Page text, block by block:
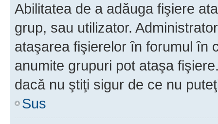
Abilitatea de a adăuga fişiere
grup, sau utilizator.
ataşarea fişierelor în forumul în
anumite grupuri pot ataşa
dacă nu ştiţi sigur de ce nu
Sus